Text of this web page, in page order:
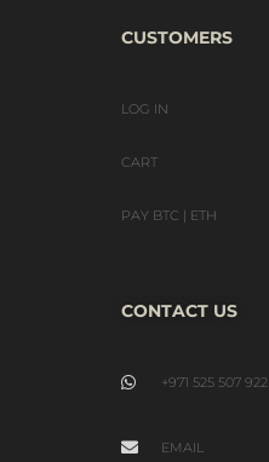
CUSTOMERS
LOG IN
CART
PAY BTC | ETH
CONTACT US
+971 525 507 922
EMAIL